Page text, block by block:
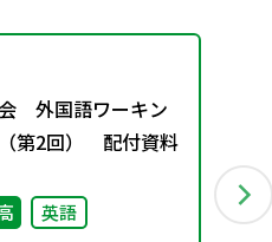
外国語ワーキン
第2回） 配付資料
英語